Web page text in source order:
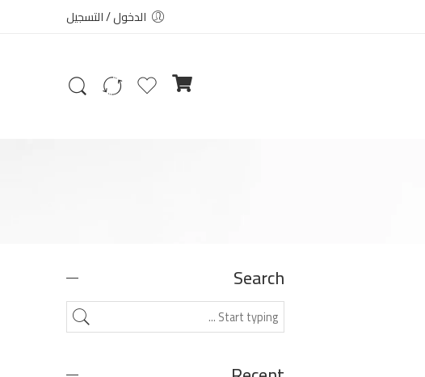
الدخول / التسجيل
Search